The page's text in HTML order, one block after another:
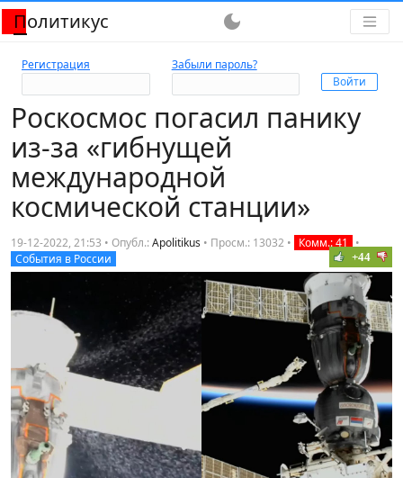
Политикус dark_mode
Регистрация Забыли пароль?
Роскосмос погасил панику
из-за «гибнущей
международной
космической станции»
19-12-2022, 21:53 • Опубл.:Apolitikus • Просм.: 13032 • Комм.: 41
•
События в России
+44